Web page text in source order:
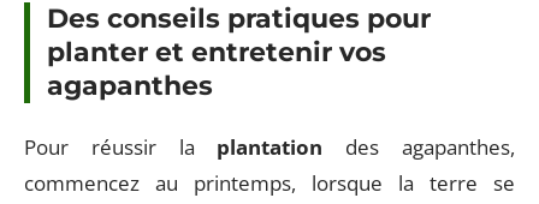
Des conseils pratiques pour
planter et entretenir vos
agapanthes
Pour réussir la plantation des agapanthes,
commencez au printemps, lorsque la terre se